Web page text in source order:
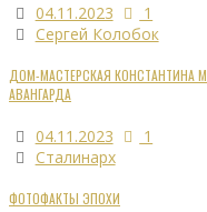
04.11.2023
1
Сергей Колобок
ДОМ-МАСТЕРСКАЯ КОНСТАНТИНА
АВАНГАРДА
04.11.2023
1
Сталинарх
ФОТОФАКТЫ ЭПОХИ